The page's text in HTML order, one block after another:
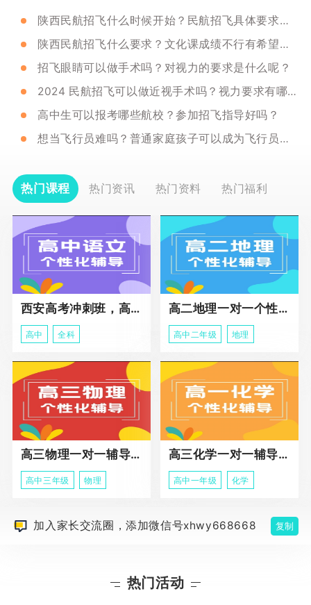
陕西民航招飞什么时候开始？民航招飞具体要求是什么？
陕西民航招飞什么要求？文化课成绩不行有希望吗？
招飞眼睛可以做手术吗？对视力的要求是什么呢？
2024 民航招飞可以做近视手术吗？视力要求有哪些？
高中生可以报考哪些航校？参加招飞指导好吗？
想当飞行员难吗？普通家庭孩子可以成为飞行员吗？
热门课程 热门资讯 热门资料 热门福利
西安高考冲刺班，高三全科辅导
高中 全科
高二地理一对一个性化冲刺辅导课程
高中二年级 地理
高三物理一对一辅导课程
高中三年级 物理
高三化学一对一辅导课程
高中一年级 化学
加入家长交流圈，添加微信号xhwy668668 复制
热门活动